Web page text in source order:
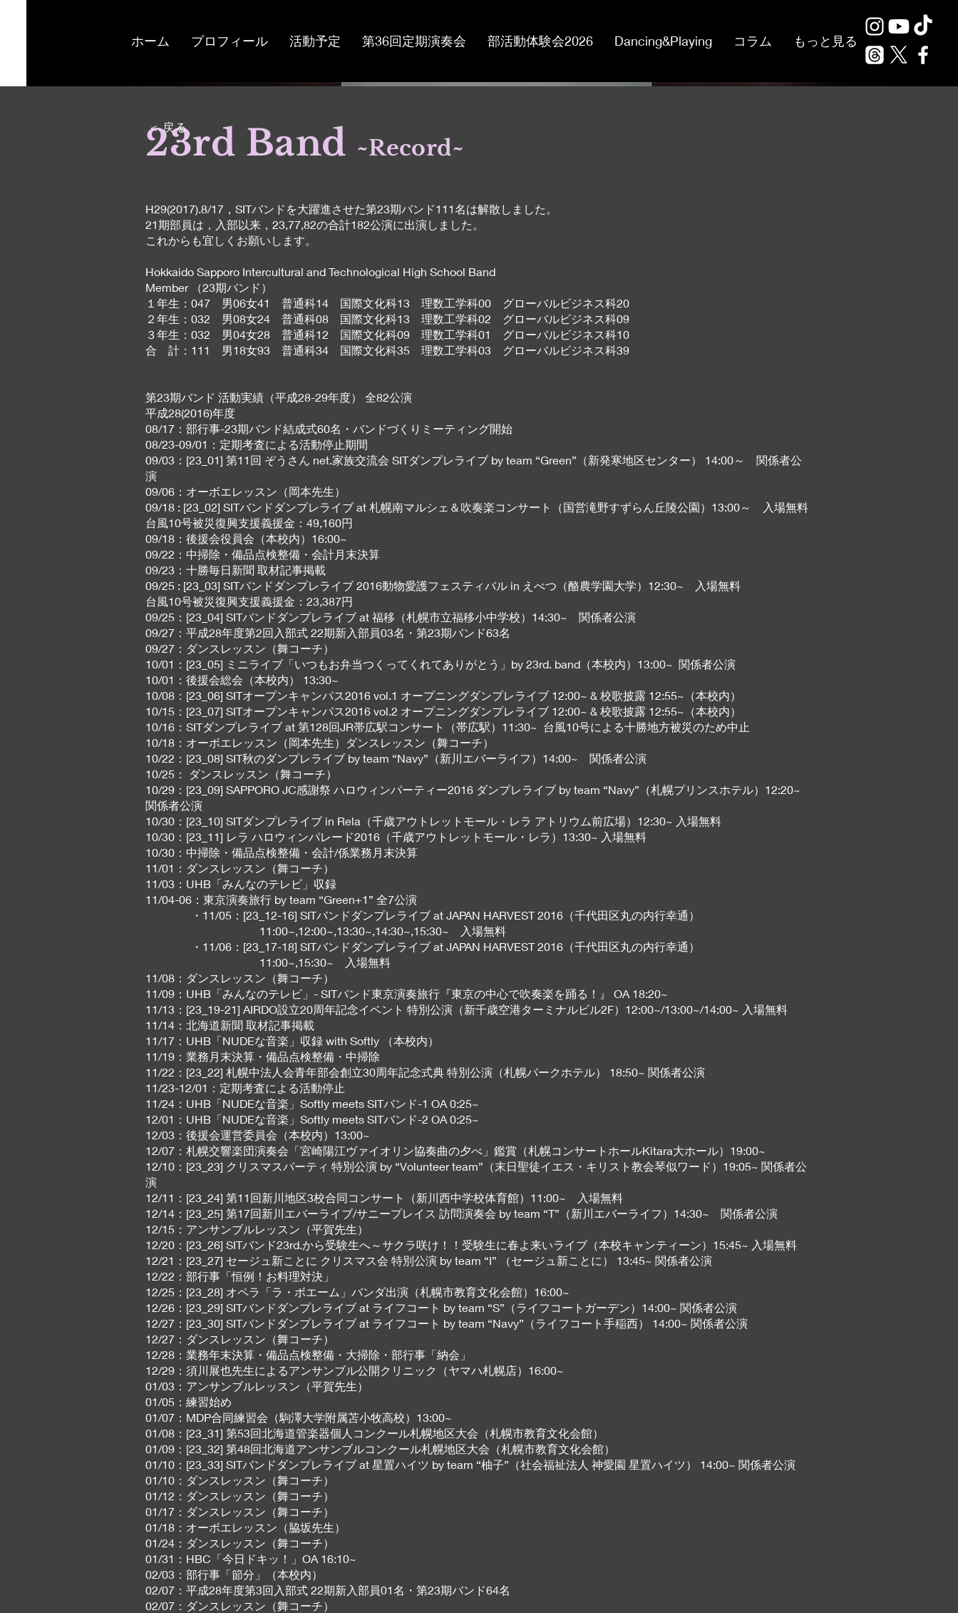
ホーム プロフィール 活動予定 第36回定期演奏会 部活動体験会2026 Dancing&Playing コラム もっと見る
H29(2017).8/17，SITバンドを大躍進させた第23期バンド111名は解散しました。
21期部員は，入部以来，23,77,82の合計182公演に出演しました。
これからも宜しくお願いします。
Hokkaido Sapporo Intercultural and Technological High School Band
Member （23期バンド）
１年生：047 男06女41 普通科14 国際文化科13 理数工学科00 グローバルビジネス科20
２年生：032 男08女24 普通科08 国際文化科13 理数工学科02 グローバルビジネス科09
３年生：032 男04女28 普通科12 国際文化科09 理数工学科01 グローバルビジネス科10
合 計：111 男18女93 普通科34 国際文化科35 理数工学科03 グローバルビジネス科39
第23期バンド 活動実績（平成28-29年度） 全82公演
平成28(2016)年度
08/17：部行事-23期バンド結成式60名・バンドづくりミーティング開始
08/23-09/01：定期考査による活動停止期間
09/03：[23_01] 第11回 ぞうさん net.家族交流会 SITダンプレライブ by team “Green”（新発寒地区センター） 14:00～ 関係者公
演
09/06：オーボエレッスン（岡本先生）
09/18 : [23_02] SITバンドダンプレライブ at 札幌南マルシェ＆吹奏楽コンサート（国営滝野すずらん丘陵公園）13:00～ 入場無料
台風10号被災復興支援義援金：49,160円
09/18：後援会役員会（本校内）16:00~
09/22：中掃除・備品点検整備・会計月末決算
09/23：十勝毎日新聞 取材記事掲載
09/25 : [23_03] SITバンドダンプレライブ 2016動物愛護フェスティバル in えべつ（酪農学園大学）12:30~ 入場無料
台風10号被災復興支援義援金：23,387円
09/25：[23_04] SITバンドダンプレライブ at 福移（札幌市立福移小中学校）14:30~ 関係者公演
09/27：平成28年度第2回入部式 22期新入部員03名・第23期バンド63名
09/27：ダンスレッスン（舞コーチ）
10/01：[23_05] ミニライブ「いつもお弁当つくってくれてありがとう」by 23rd. band（本校内）13:00~ 関係者公演
10/01：後援会総会（本校内） 13:30~
10/08：[23_06] SITオープンキャンパス2016 vol.1 オープニングダンプレライブ 12:00~ & 校歌披露 12:55~（本校内）
10/15：[23_07] SITオープンキャンパス2016 vol.2 オープニングダンプレライブ 12:00~ & 校歌披露 12:55~（本校内）
10/16：SITダンプレライブ at 第128回JR帯広駅コンサート（帯広駅）11:30~ 台風10号による十勝地方被災のため中止
10/18：オーボエレッスン（岡本先生）ダンスレッスン（舞コーチ）
10/22：[23_08] SIT秋のダンプレライブ by team “Navy”（新川エバーライフ）14:00~ 関係者公演
10/25： ダンスレッスン（舞コーチ）
10/29：[23_09] SAPPORO JC感謝祭 ハロウィンパーティー2016 ダンプレライブ by team “Navy”（札幌プリンスホテル）12:20~
関係者公演
10/30：[23_10] SITダンプレライブ in Rela（千歳アウトレットモール・レラ アトリウム前広場）12:30~ 入場無料
10/30：[23_11] レラ ハロウィンパレード2016（千歳アウトレットモール・レラ）13:30~ 入場無料
10/30：中掃除・備品点検整備・会計/係業務月末決算
11/01：ダンスレッスン（舞コーチ）
11/03：UHB「みんなのテレビ」収録
11/04-06：東京演奏旅行 by team “Green+1” 全7公演
・11/05：[23_12-16] SITバンドダンプレライブ at JAPAN HARVEST 2016（千代田区丸の内行幸通）
11:00~,12:00~,13:30~,14:30~,15:30~ 入場無料
・11/06：[23_17-18] SITバンドダンプレライブ at JAPAN HARVEST 2016（千代田区丸の内行幸通）
11:00~,15:30~ 入場無料
11/08：ダンスレッスン（舞コーチ）
11/09：UHB「みんなのテレビ」- SITバンド東京演奏旅行『東京の中心で吹奏楽を踊る！』 OA 18:20~
11/13：[23_19-21] AIRDO設立20周年記念イベント 特別公演（新千歳空港ターミナルビル2F）12:00~/13:00~/14:00~ 入場無料
11/14：北海道新聞 取材記事掲載
11/17：UHB「NUDEな音楽」収録 with Softly （本校内）
11/19：業務月末決算・備品点検整備・中掃除
11/22：[23_22] 札幌中法人会青年部会創立30周年記念式典 特別公演（札幌パークホテル） 18:50~ 関係者公演
11/23-12/01：定期考査による活動停止
11/24：UHB「NUDEな音楽」Softly meets SITバンド-1 OA 0:25~
12/01：UHB「NUDEな音楽」Softly meets SITバンド-2 OA 0:25~
12/03：後援会運営委員会（本校内）13:00~
12/07：札幌交響楽団演奏会「宮崎陽江ヴァイオリン協奏曲の夕べ」鑑賞（札幌コンサートホールKitara大ホール）19:00~
12/10：[23_23] クリスマスパーティ 特別公演 by “Volunteer team”（末日聖徒イエス・キリスト教会琴似ワード）19:05~ 関係者公
演
12/11：[23_24] 第11回新川地区3校合同コンサート（新川西中学校体育館）11:00~ 入場無料
12/14：[23_25] 第17回新川エバーライブ/サニープレイス 訪問演奏会 by team “T”（新川エバーライフ）14:30~ 関係者公演
12/15：アンサンブルレッスン（平賀先生）
12/20：[23_26] SITバンド23rd.から受験生へ～サクラ咲け！！受験生に春よ来いライブ（本校キャンティーン）15:45~ 入場無料
12/21：[23_27] セージュ新ことに クリスマス会 特別公演 by team “I” （セージュ新ことに） 13:45~ 関係者公演
12/22：部行事「恒例！お料理対決」
12/25：[23_28] オペラ「ラ・ボエーム」バンダ出演（札幌市教育文化会館）16:00~
12/26：[23_29] SITバンドダンプレライブ at ライフコート by team “S”（ライフコートガーデン）14:00~ 関係者公演
12/27：[23_30] SITバンドダンプレライブ at ライフコート by team “Navy”（ライフコート手稲西） 14:00~ 関係者公演
12/27：ダンスレッスン（舞コーチ）
12/28：業務年末決算・備品点検整備・大掃除・部行事「納会」
12/29：須川展也先生によるアンサンブル公開クリニック（ヤマハ札幌店）16:00~
01/03：アンサンブルレッスン（平賀先生）
01/05：練習始め
01/07：MDP合同練習会（駒澤大学附属苫小牧高校）13:00~
01/08：[23_31] 第53回北海道管楽器個人コンクール札幌地区大会（札幌市教育文化会館）
01/09：[23_32] 第48回北海道アンサンブルコンクール札幌地区大会（札幌市教育文化会館）
01/10：[23_33] SITバンドダンプレライブ at 星置ハイツ by team “柚子”（社会福祉法人 神愛園 星置ハイツ） 14:00~ 関係者公演
01/10：ダンスレッスン（舞コーチ）
01/12：ダンスレッスン（舞コーチ）
01/17：ダンスレッスン（舞コーチ）
01/18：オーボエレッスン（脇坂先生）
01/24：ダンスレッスン（舞コーチ）
01/31：HBC「今日ドキッ！」OA 16:10~
02/03：部行事「節分」（本校内）
02/07：平成28年度第3回入部式 22期新入部員01名・第23期バンド64名
02/07：ダンスレッスン（舞コーチ）
23rd Band ~Record~
< 戻る